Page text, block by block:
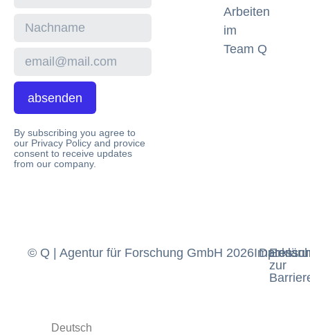
absenden
By subscribing you agree to
our Privacy Policy and provice
consent to receive updates
from our company.
Arbeiten
im
Team Q
© Q | Agentur für Forschung GmbH 2026
zur
Deutsch
English